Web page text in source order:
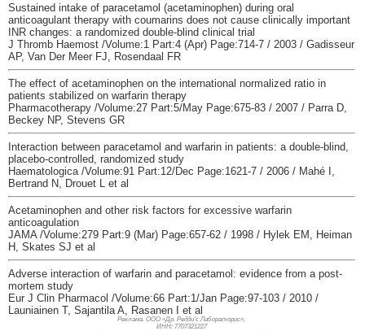
Sustained intake of paracetamol (acetaminophen) during oral
anticoagulant therapy with coumarins does not cause clinically important
INR changes: a randomized double-blind clinical trial
J Thromb Haemost /Volume:1 Part:4 (Apr) Page:714-7 / 2003 / Gadisseur
AP, Van Der Meer FJ, Rosendaal FR
The effect of acetaminophen on the international normalized ratio in
patients stabilized on warfarin therapy
Pharmacotherapy /Volume:27 Part:5/May Page:675-83 / 2007 / Parra D,
Beckey NP, Stevens GR
Interaction between paracetamol and warfarin in patients: a double-blind,
placebo-controlled, randomized study
Haematologica /Volume:91 Part:12/Dec Page:1621-7 / 2006 / Mahé I,
Bertrand N, Drouet L et al
Acetaminophen and other risk factors for excessive warfarin
anticoagulation
JAMA /Volume:279 Part:9 (Mar) Page:657-62 / 1998 / Hylek EM, Heiman
H, Skates SJ et al
Adverse interaction of warfarin and paracetamol: evidence from a post-
mortem study
Eur J Clin Pharmacol /Volume:66 Part:1/Jan Page:97-103 / 2010 /
Launiainen T, Sajantila A, Rasanen I et al
Реклама. ООО «Др. Редди’с Лабораторис»,
ИНН: 7707321227